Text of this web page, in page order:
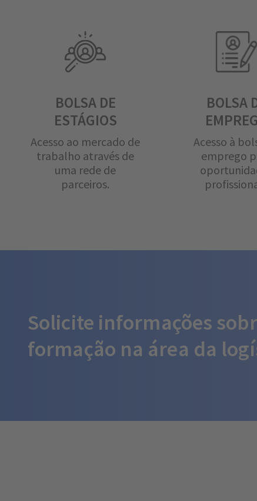
BOLSA DE
ESTÁGIOS
Acesso ao mercado de
trabalho através de
uma rede de
parceiros.
BOLSA
Acesso à
emprego
Solicite informações
formação na área da